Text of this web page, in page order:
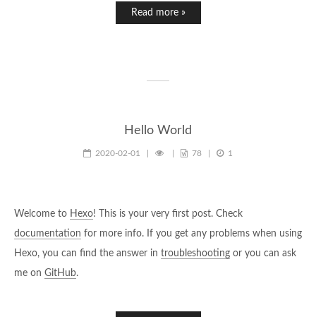
Read more »
Hello World
2020-02-01 78 1
Welcome to Hexo! This is your very first post. Check
documentation for more info. If you get any problems when using
Hexo, you can find the answer in troubleshooting or you can ask
me on GitHub.